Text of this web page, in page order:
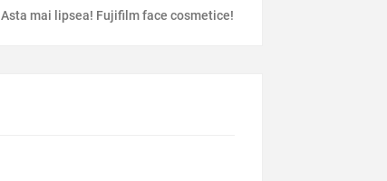
Asta mai lipsea! Fujifilm face cosmetice!